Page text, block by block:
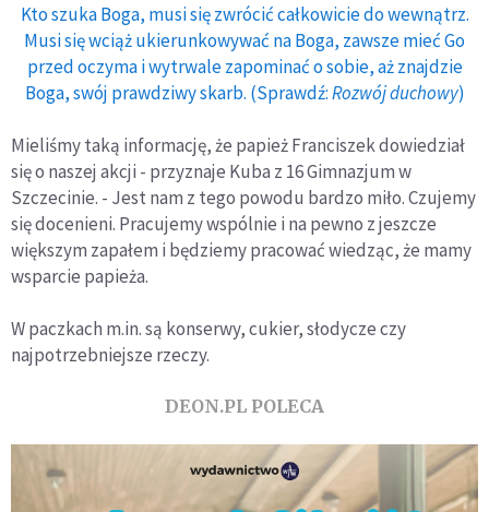
Kto szuka Boga, musi się zwrócić całkowicie do wewnątrz.
Musi się wciąż ukierunkowywać na Boga, zawsze mieć Go
przed oczyma i wytrwale zapominać o sobie, aż znajdzie
Boga, swój prawdziwy skarb. (Sprawdź:Rozwój duchowy)
Mieliśmy taką informację, że papież Franciszek dowiedział
się o naszej akcji - przyznaje Kuba z 16 Gimnazjum w
Szczecinie. - Jest nam z tego powodu bardzo miło. Czujemy
się docenieni. Pracujemy wspólnie i na pewno z jeszcze
większym zapałem i będziemy pracować wiedząc, że mamy
wsparcie papieża.
W paczkach m.in. są konserwy, cukier, słodycze czy
najpotrzebniejsze rzeczy.
DEON.PL POLECA